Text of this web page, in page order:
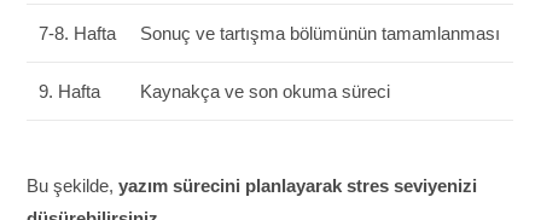
7-8. Hafta Sonuç ve tartışma bölümünün tamamlanması
9. Hafta Kaynakça ve son okuma süreci
Bu şekilde,yazım sürecini planlayarak stres seviyenizi